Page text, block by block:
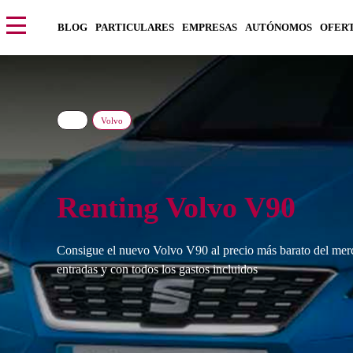
BLOG PARTICULARES EMPRESAS AUTÓNOMOS
Renting Volvo V90
Consigue el nuevo Volvo V90 al precio más barato del
entradas y con todos los gastos incluidos
Volvo